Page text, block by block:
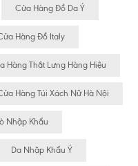
Cửa Hàng Đồ Da Ý
Hàng Đồ Italy
Hàng Thắt Lưng Hàng Hiệu
Hàng Túi Xách Nữ Hà Nội
Nhập Khẩu
Da Nhập Khẩu Ý